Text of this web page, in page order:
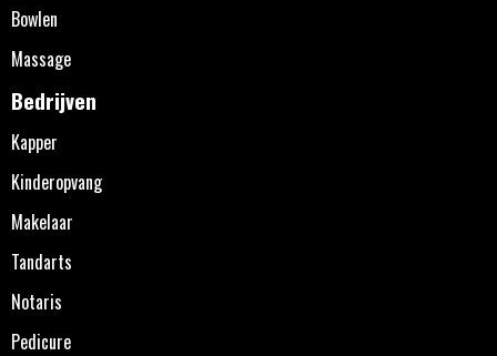
Bowlen
Massage
Bedrijven
Kapper
Kinderopvang
Makelaar
Tandarts
Notaris
Pedicure